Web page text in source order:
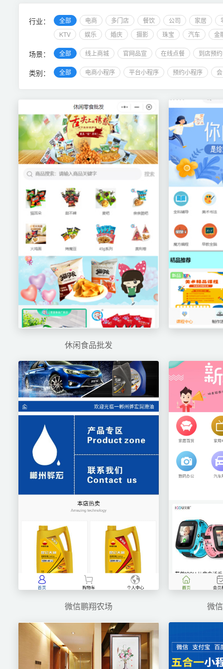
行业： 全部 电商 多门店 餐饮 公司 家居
KTV
娱乐 婚庆 摄影 珠宝 汽车 金
场景： 全部 线上商城 官网品宣 在线点餐 到店预约
类别： 全部 电商小程序 平台小程序 预约小程序
休闲食品批发
微信鹏翔农场 微